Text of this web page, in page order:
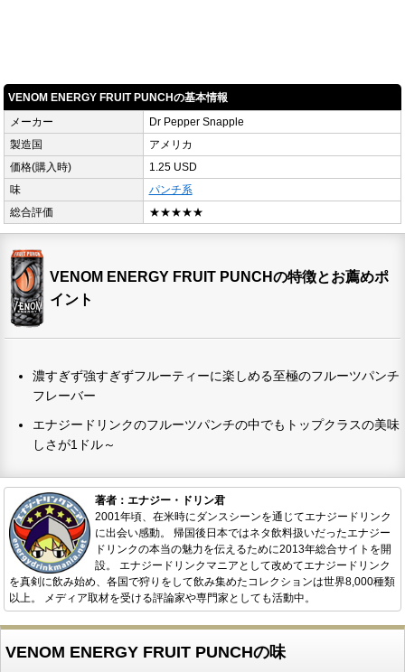
VENOM ENERGY FRUIT PUNCHの基本情報
メーカー
Dr Pepper Snapple
製造国
アメリカ
価格(購入時)
1.25 USD
味
パンチ系
総合評価
★★★★★
VENOM ENERGY FRUIT PUNCHの特徴とお薦めポ
イント
濃すぎず強すぎずフルーティーに楽しめる至極のフルーツパンチ
フレーバー
エナジードリンクのフルーツパンチの中でもトップクラスの美味
しさが1ドル～
著者：エナジー・ドリン君
2001年頃、在米時にダンスシーンを通じてエナジードリンク
に出会い感動。 帰国後日本ではネタ飲料扱いだったエナジー
ドリンクの本当の魅力を伝えるために2013年総合サイトを開
設。 エナジードリンクマニアとして改めてエナジードリンク
を真剣に飲み始め、各国で狩りをして飲み集めたコレクションは世界8,000種類
以上。 メディア取材を受ける評論家や専門家としても活動中。
VENOM ENERGY FRUIT PUNCHの味